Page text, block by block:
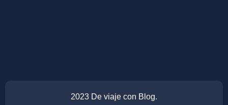
2023 De viaje con Blog.